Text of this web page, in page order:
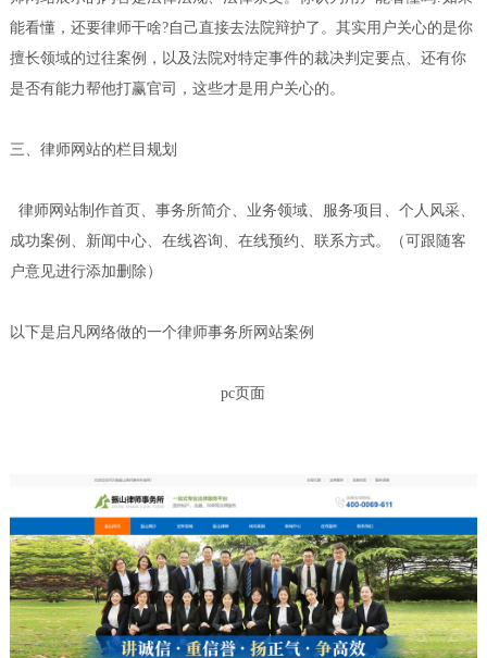
能看懂，还要律师干啥?自己直接去法院辩护了。其实用户关心的是你
擅长领域的过往案例，以及法院对特定事件的裁决判定要点、还有你
是否有能力帮他打赢官司，这些才是用户关心的。
三、律师网站的栏目规划
律师网站制作首页、事务所简介、业务领域、服务项目、个人风采、
成功案例、新闻中心、在线咨询、在线预约、联系方式。（可跟随客
户意见进行添加删除）
以下是启凡网络做的一个律师事务所网站案例
pc页面